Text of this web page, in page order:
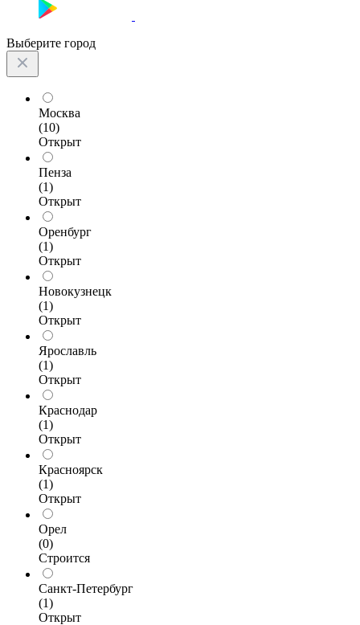
Выберите город
Москва
(10)
Открыт
Пенза
(1)
Открыт
Оренбург
(1)
Открыт
Новокузнецк
(1)
Открыт
Ярославль
(1)
Открыт
Краснодар
(1)
Открыт
Красноярск
(1)
Открыт
Орел
(0)
Строится
Санкт-Петербург
(1)
Открыт